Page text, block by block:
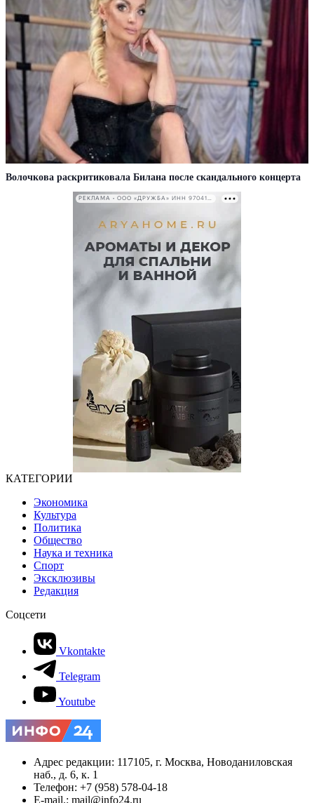
Волочкова раскритиковала Билана после скандального концерта
РЕКЛАМА • ООО «ДРУЖБА» ИНН 9704146411
КАТЕГОРИИ
Экономика
Культура
Политика
Общество
Наука и техника
Спорт
Эксклюзивы
Редакция
Соцсети
Vkontakte
Telegram
Youtube
Адрес редакции: 117105, г. Москва, Новоданиловская
наб., д. 6, к. 1
Телефон: +7 (958) 578-04-18
E-mail.: mail@info24.ru